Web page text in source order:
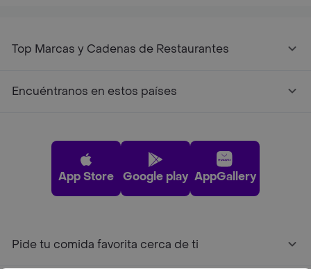
Top Marcas y Cadenas de Restaurantes
Encuéntranos en estos países
App Store Google play AppGallery
Pide tu comida favorita cerca de ti